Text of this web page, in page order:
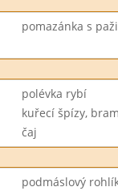
pomazánka s
polévka rybí
kuřecí špízy,
čaj
podmáslový